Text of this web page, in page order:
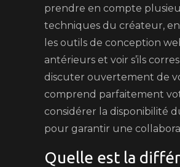
prendre en compte
techniques du créateur,
les outils de conception
antérieurs et voir s’ils
discuter ouvertement de
comprend parfaitement
considérer la disponibilité
pour garantir une
Quelle est la